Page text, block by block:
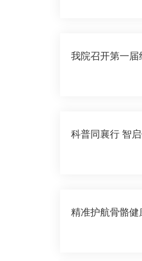
我院召开第一届
科普同襄行 智
精准护航骨骼